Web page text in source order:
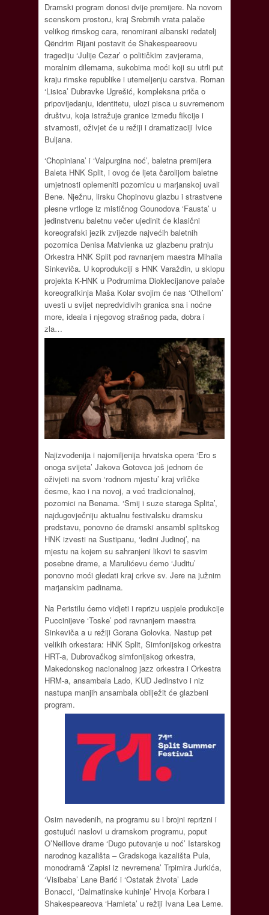
Dramski program donosi dvije premijere. Na novom
scenskom prostoru, kraj Srebrnih vrata palače
velikog rimskog cara, renomirani albanski redatelj
Qëndrim Rijani postavit će Shakespeareovu
tragediju ‘Julije Cezar’ o političkim zavjerama,
moralnim dilemama, sukobima moći koji su utrli put
kraju rimske republike i utemeljenju carstva. Roman
‘Lisica’ Dubravke Ugrešić, kompleksna priča o
pripovijedanju, identitetu, ulozi pisca u suvremenom
društvu, koja istražuje granice između fikcije i
stvarnosti, oživjet će u režiji i dramatizaciji Ivice
Buljana.
‘Chopiniana’ i ‘Valpurgina noć’, baletna premijera
Baleta HNK Split, i ovog će ljeta čarolijom baletne
umjetnosti oplemeniti pozornicu u marjanskoj uvali
Bene. Nježnu, lirsku Chopinovu glazbu i strastvene
plesne vrtloge iz mističnog Gounodova ‘Fausta’ u
jedinstvenu baletnu večer ujedinit će klasični
koreografski jezik zvijezde najvećih baletnih
pozornica Denisa Matvienka uz glazbenu pratnju
Orkestra HNK Split pod ravnanjem maestra Mihaila
Sinkeviča. U koprodukciji s HNK Varaždin, u sklopu
projekta K-HNK u Podrumima Dioklecijanove palače
koreografkinja Maša Kolar svojim će nas ‘Othellom’
uvesti u svijet nepredvidivih granica sna i noćne
more, ideala i njegovog strašnog pada, dobra i
zla…
Najizvođenija i najomiljenija hrvatska opera ‘Ero s
onoga svijeta’ Jakova Gotovca još jednom će
oživjeti na svom ‘rodnom mjestu’ kraj vrličke
česme, kao i na novoj, a već tradicionalnoj,
pozornici na Benama. ‘Smij i suze starega Splita’,
najdugovječniju aktualnu festivalsku dramsku
predstavu, ponovno će dramski ansambl splitskog
HNK izvesti na Sustipanu, ‘ledini Judinoj’, na
mjestu na kojem su sahranjeni likovi te sasvim
posebne drame, a Marulićevu ćemo ‘Juditu’
ponovno moći gledati kraj crkve sv. Jere na južnim
marjanskim padinama.
Na Peristilu ćemo vidjeti i reprizu uspjele produkcije
Puccinijeve ‘Toske’ pod ravnanjem maestra
Sinkeviča a u režiji Gorana Golovka. Nastup pet
velikih orkestara: HNK Split, Simfonijskog orkestra
HRT-a, Dubrovačkog simfonijskog orkestra,
Makedonskog nacionalnog jazz orkestra i Orkestra
HRM-a, ansambala Lado, KUD Jedinstvo i niz
nastupa manjih ansambala obilježit će glazbeni
program.
Osim navedenih, na programu su i brojni reprizni i
gostujući naslovi u dramskom programu, poput
O’Neillove drame ‘Dugo putovanje u noć’ Istarskog
narodnog kazališta – Gradskoga kazališta Pula,
monodramâ ‘Zapisi iz nevremena’ Trpimira Jurkića,
‘Visibaba’ Lane Barić i ‘Ostatak života’ Lade
Bonacci, ‘Dalmatinske kuhinje’ Hrvoja Korbara i
Shakespeareova ‘Hamleta’ u režiji Ivana Lea Leme.